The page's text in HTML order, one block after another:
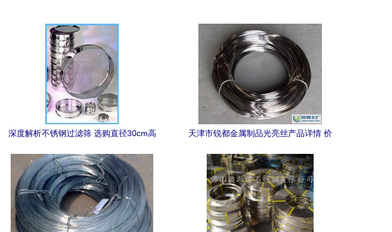
深度解析不锈钢过滤筛 选购直径30cm高
天津市锐都金属制品光亮丝产品详情 价